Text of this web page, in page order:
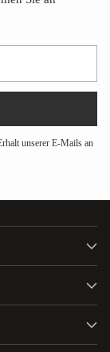
unserer E-Mails an